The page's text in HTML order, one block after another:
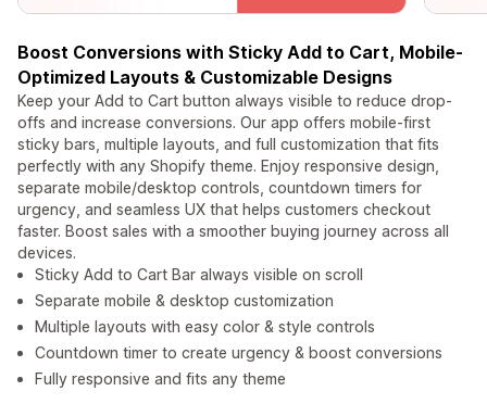
Boost Conversions with Sticky Add to Cart, Mobile-
Optimized Layouts & Customizable Designs
Keep your Add to Cart button always visible to reduce drop-
offs and increase conversions. Our app offers mobile-first
sticky bars, multiple layouts, and full customization that fits
perfectly with any Shopify theme. Enjoy responsive design,
separate mobile/desktop controls, countdown timers for
urgency, and seamless UX that helps customers checkout
faster. Boost sales with a smoother buying journey across all
devices.
Sticky Add to Cart Bar always visible on scroll
Separate mobile & desktop customization
Multiple layouts with easy color & style controls
Countdown timer to create urgency & boost conversions
Fully responsive and fits any theme